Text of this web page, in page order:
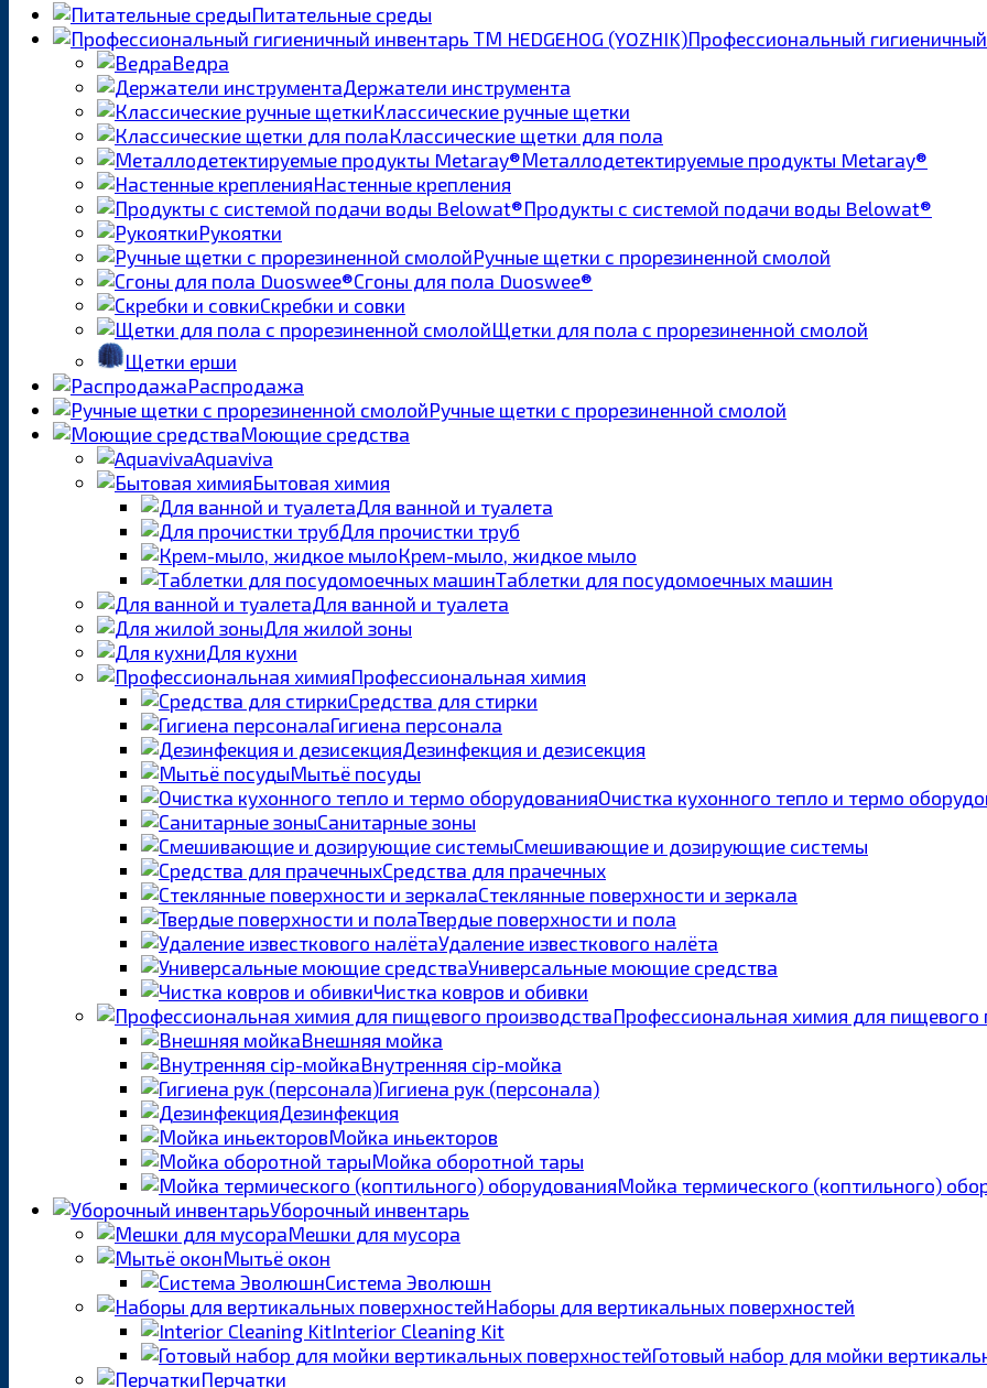
Питательные среды
Профессиональный
Ведра
Держатели инструмента
Классические ручные щетки
Классические щетки для пола
Металлодетектируемые продукты Metaray®
Настенные крепления
Продукты с системой подачи воды Belowat®
Рукоятки
Ручные щетки с прорезиненной смолой
Сгоны для пола Duoswee®
Скребки и совки
Щетки для пола с прорезиненной смолой
Щетки ерши
Распродажа
Ручные щетки с прорезиненной смолой
Моющие средства
Aquaviva
Бытовая химия
Для ванной и туалета
Для прочистки труб
Крем-мыло, жидкое мыло
Таблетки для посудомоечных машин
Для ванной и туалета
Для жилой зоны
Для кухни
Профессиональная химия
Средства для стирки
Гигиена персонала
Дезинфекция и дезисекция
Мытьё посуды
Очистка кухонного тепло и термо
Санитарные зоны
Смешивающие и дозирующие системы
Средства для прачечных
Стеклянные поверхности и зеркала
Твердые поверхности и пола
Удаление известкового налёта
Универсальные моющие средства
Чистка ковров и обивки
Профессиональная химия для пищевого
Внешняя мойка
Внутренняя cip-мойка
Гигиена рук (персонала)
Дезинфекция
Мойка иньекторов
Мойка оборотной тары
Мойка термического (коптильного)
Уборочный инвентарь
Мешки для мусора
Мытьё окон
Система Эволюшн
Наборы для вертикальных поверхностей
Interior Cleaning Kit
Готовый набор для мойки
Перчатки